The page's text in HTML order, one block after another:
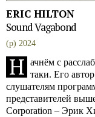
ERIC HILTON
Sound Vagabond
(p) 2024
Н ачнём с
таки. Его
слушателям
представителей
Corporation – Эрик